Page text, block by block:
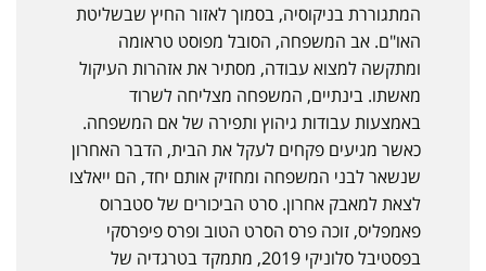
המתגוררת בניקוסיה, בסמוך לאזור החיץ שבשליטת
האו"ם. אב המשפחה, הסובל מפוסט טראומה
ומתקשה למצוא עבודה, מסתיר את אזהרות העיקול
מאשתו. בינתיים, המשפחה מצליחה לשרוד
באמצעות עבודות גיהוץ ותפירה של אם המשפחה.
כאשר מגיעים פקחים לעקל את הבית, הדבר האחרון
שנשאר לבני המשפחה ומחזיק אותם יחד, הם ייאלצו
לצאת למאבק אחרון. סרט הביכורים של סטברוס
פאמפליס, זוכה פרס הסרט הטוב ופרס פיפרסקי
בפסטיבל סלוניקי 2019, מתמקד בטרגדיה של